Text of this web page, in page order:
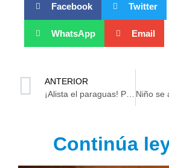
Facebook Twitter
WhatsApp Email
ANTERIOR
Continúa